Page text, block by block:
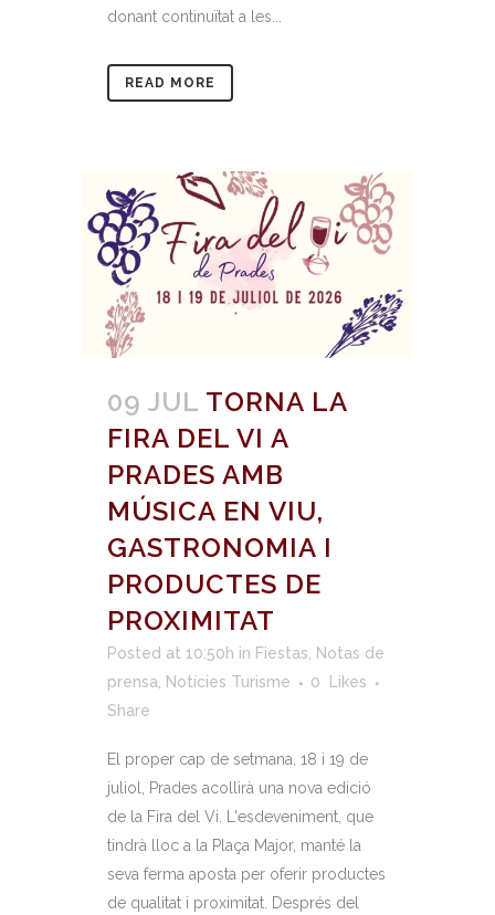
donant continuïtat a les...
READ MORE
09 JUL TORNA LA
FIRA DEL VI A
PRADES AMB
MÚSICA EN VIU,
GASTRONOMIA I
PRODUCTES DE
PROXIMITAT
Posted at 10:50h in Fiestas
Notas de
prensa
Notícies Turisme 0
Likes
Share
​El proper cap de setmana, 18 i 19 de
juliol, Prades acollirà una nova edició
de la Fira del Vi. L'esdeveniment, que
tindrà lloc a la Plaça Major, manté la
seva ferma aposta per oferir productes
de qualitat i proximitat. Després del